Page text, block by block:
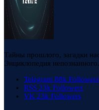
Тайны прошлого, загадки
Энциклопедия непознанного.
Telegram 88k Followers
RSS 23k Followers
VK 23k Followers